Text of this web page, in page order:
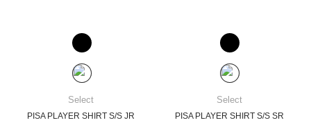
Select
PISA PLAYER SHIRT S/S JR
Select
PISA PLAYER SHIRT S/S SR